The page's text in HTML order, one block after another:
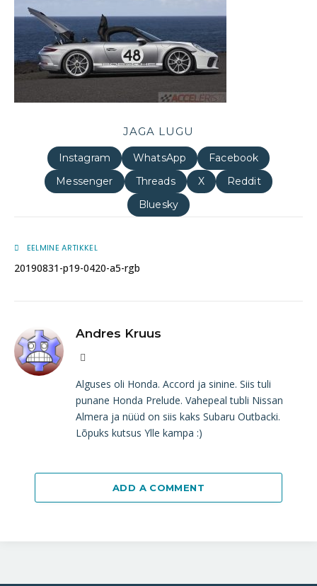
JAGA LUGU
Instagram WhatsApp
Facebook
Messenger
Threads X
Reddit
Bluesky
EELMINE ARTIKKEL
20190831-p19-0420-a5-rgb
Andres Kruus
Alguses oli Honda. Accord ja sinine. Siis tuli
punane Honda Prelude. Vahepeal tubli Nissan
Almera ja nüüd on siis kaks Subaru Outbacki.
Lõpuks kutsus Ylle kampa :)
ADD A COMMENT